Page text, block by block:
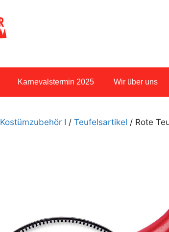
Karnevalstermin 2025 Wir über uns
Kostümzubehör I / Teufelsartikel / Rote